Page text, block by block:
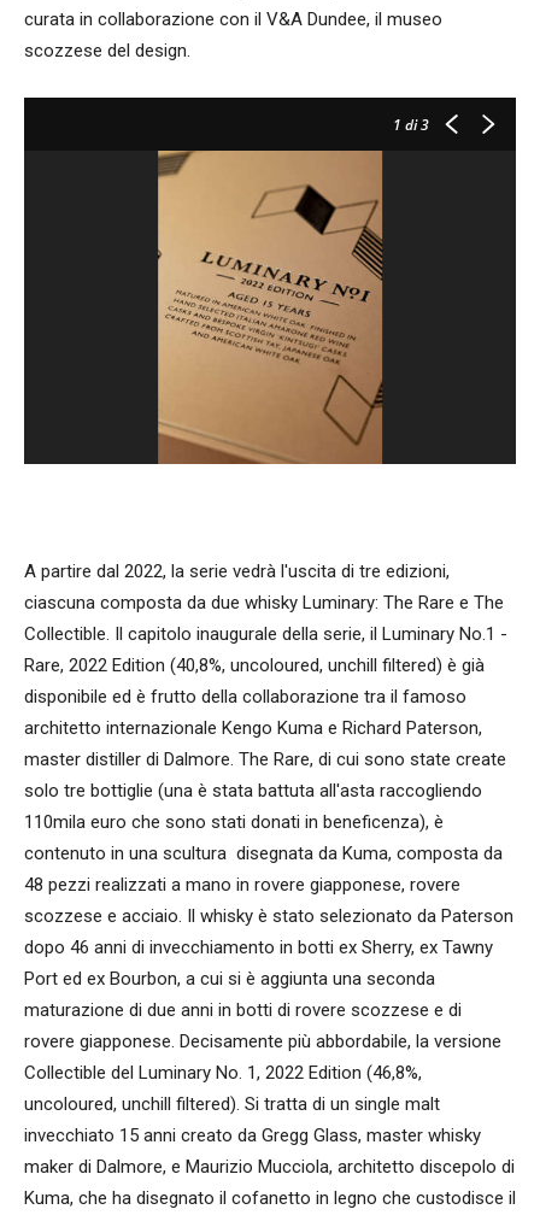
curata in collaborazione con il V&A Dundee, il museo
scozzese del design.
1 di 3
A partire dal 2022, la serie vedrà l'uscita di tre edizioni,
ciascuna composta da due whisky Luminary: The Rare e The
Collectible. Il capitolo inaugurale della serie, il Luminary No.1 -
Rare, 2022 Edition (40,8%, uncoloured, unchill filtered) è già
disponibile ed è frutto della collaborazione tra il famoso
architetto internazionale Kengo Kuma e Richard Paterson,
master distiller di Dalmore. The Rare, di cui sono state create
solo tre bottiglie (una è stata battuta all'asta raccogliendo
110mila euro che sono stati donati in beneficenza), è
contenuto in una scultura disegnata da Kuma, composta da
48 pezzi realizzati a mano in rovere giapponese, rovere
scozzese e acciaio. Il whisky è stato selezionato da Paterson
dopo 46 anni di invecchiamento in botti ex Sherry, ex Tawny
Port ed ex Bourbon, a cui si è aggiunta una seconda
maturazione di due anni in botti di rovere scozzese e di
rovere giapponese. Decisamente più abbordabile, la versione
Collectible del Luminary No. 1, 2022 Edition (46,8%,
uncoloured, unchill filtered). Si tratta di un single malt
invecchiato 15 anni creato da Gregg Glass, master whisky
maker di Dalmore, e Maurizio Mucciola, architetto discepolo di
Kuma, che ha disegnato il cofanetto in legno che custodisce il